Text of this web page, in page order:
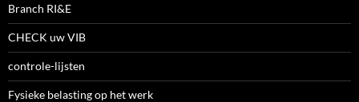
Branch RI&E
CHECK uw VIB
controle-lijsten
Fysieke belasting op het werk